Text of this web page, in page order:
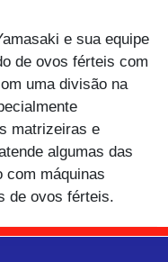
e sua equipe
de ovos férteis com
uma divisão na
matrizeiras e
algumas das
com máquinas
de ovos férteis.